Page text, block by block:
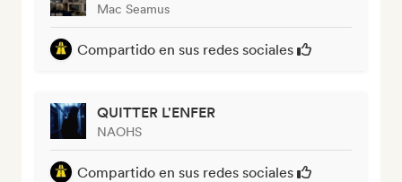
Mac Seamus
Compartido en sus redes sociales
QUITTER L'ENFER
NAOHS
Compartido en sus redes sociales